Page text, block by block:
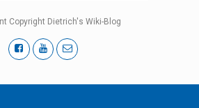
Copyright Dietrich's Wiki-Blog